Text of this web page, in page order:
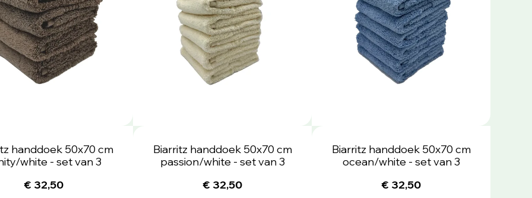
handdoek 50x70 cm
white - set van 3
€ 32,50
Biarritz handdoek 50x70 cm
passion/white - set van 3
€ 32,50
Biarritz handdoek 50x70 cm
ocean/white - set van 3
€ 32,50